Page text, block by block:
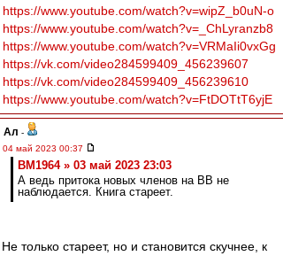
https://www.youtube.com/watch?v=wipZ_b0uN-o
https://www.youtube.com/watch?v=_ChLyranzb8
https://www.youtube.com/watch?v=VRMaIi0vxGg
https://vk.com/video284599409_456239607
https://vk.com/video284599409_456239610
https://www.youtube.com/watch?v=FtDOTtT6yjE
Ал -
04 май 2023 00:37
BM1964 » 03 май 2023 23:03
А ведь притока новых членов на ВВ не
наблюдается. Книга стареет.
Не только стареет, но и становится скучнее, к